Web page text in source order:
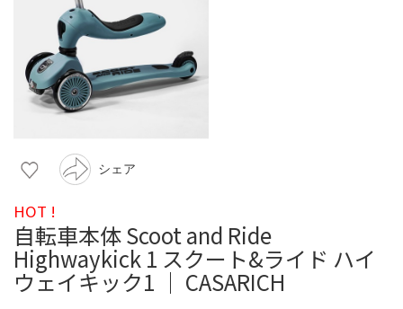
シェア
HOT !
自転車本体 Scoot and Ride
Highwaykick 1 スクート&ライド ハイ
ウェイキック1 ｜ CASARICH